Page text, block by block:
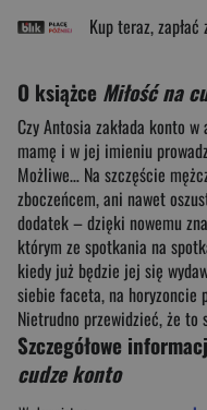
Kup teraz, zapłać
O książce Miłość na
Czy Antosia zakłada konto
mamę i w jej imieniu
Możliwe… Na szczęście
zboczeńcem, ani nawet
dodatek – dzięki nowemu
którym ze spotkania na
kiedy już będzie jej się
siebie faceta, na horyzoncie
Nietrudno przewidzieć, że
Szczegółowe
cudze konto